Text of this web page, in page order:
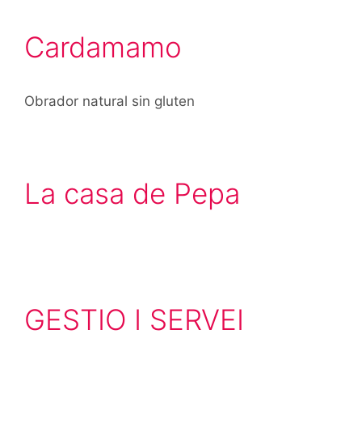
Cardamamo
Obrador natural sin gluten
La casa de Pepa
GESTIO I SERVEI